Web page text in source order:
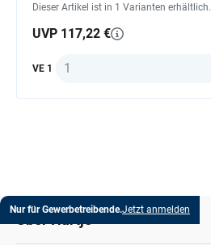
Dieser Artikel ist in 1 Varianten erhältlich.
UVP 117,22 €
VE 1 Anzahl
Nur für Gewerbetreibende.Jetzt anmelden